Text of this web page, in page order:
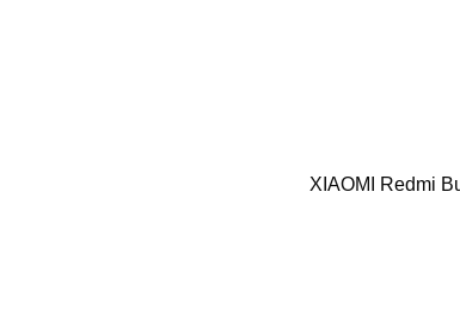
XIAOMI Redmi